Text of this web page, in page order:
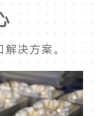
决方案。